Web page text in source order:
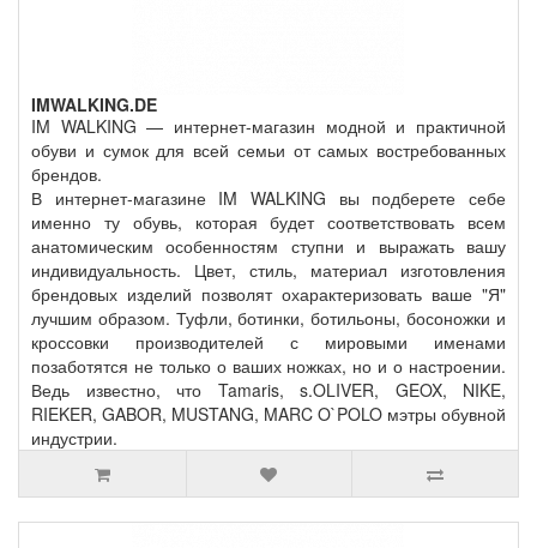
IMWALKING.DE
IM WALKING — интернет-магазин модной и практичной
обуви и сумок для всей семьи от самых востребованных
брендов.
В интернет-магазине IM WALKING вы подберете себе
именно ту обувь, которая будет соответствовать всем
анатомическим особенностям ступни и выражать вашу
индивидуальность. Цвет, стиль, материал изготовления
брендовых изделий позволят охарактеризовать ваше "Я"
лучшим образом. Туфли, ботинки, ботильоны, босоножки и
кроссовки производителей с мировыми именами
позаботятся не только о ваших ножках, но и о настроении.
Ведь известно, что Tamaris, s.OLIVER, GEOX, NIKE,
RIEKER, GABOR, MUSTANG, MARC O`POLO мэтры обувной
индустрии.